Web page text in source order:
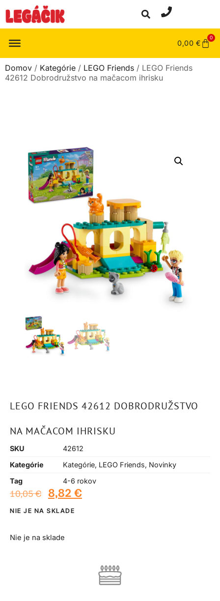
0,00 €
0
Domov / Kategórie / LEGO Friends / LEGO Friends
42612 Dobrodružstvo na mačacom ihrisku
LEGO FRIENDS 42612 DOBRODRUŽSTVO
NA MAČACOM IHRISKU
SKU
42612
Kategórie
Kategórie, LEGO Friends, Novinky
Tag
4-6 rokov
10,05€ 8,82 €
NIE JE NA SKLADE
Nie je na sklade